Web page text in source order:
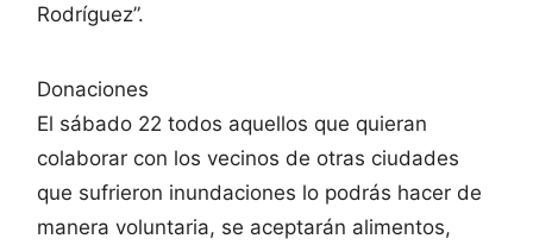
Rodríguez”.
Donaciones
El sábado 22 todos aquellos que quieran
colaborar con los vecinos de otras ciudades
que sufrieron inundaciones lo podrás hacer de
manera voluntaria, se aceptarán alimentos,